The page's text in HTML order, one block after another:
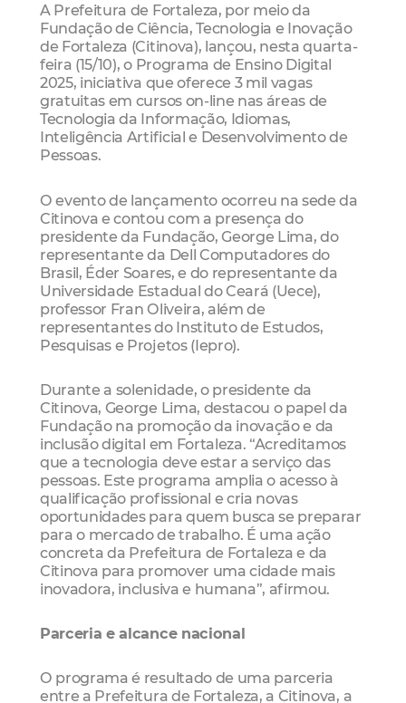
A Prefeitura de Fortaleza, por meio da
Fundação de Ciência, Tecnologia e Inovação
de Fortaleza (Citinova), lançou, nesta quarta-
feira (15/10), o Programa de Ensino Digital
2025, iniciativa que oferece 3 mil vagas
gratuitas em cursos on-line nas áreas de
Tecnologia da Informação, Idiomas,
Inteligência Artificial e Desenvolvimento de
Pessoas.
O evento de lançamento ocorreu na sede da
Citinova e contou com a presença do
presidente da Fundação, George Lima, do
representante da Dell Computadores do
Brasil, Éder Soares, e do representante da
Universidade Estadual do Ceará (Uece),
professor Fran Oliveira, além de
representantes do Instituto de Estudos,
Pesquisas e Projetos (Iepro).
Durante a solenidade, o presidente da
Citinova, George Lima, destacou o papel da
Fundação na promoção da inovação e da
inclusão digital em Fortaleza. “Acreditamos
que a tecnologia deve estar a serviço das
pessoas. Este programa amplia o acesso à
qualificação profissional e cria novas
oportunidades para quem busca se preparar
para o mercado de trabalho. É uma ação
concreta da Prefeitura de Fortaleza e da
Citinova para promover uma cidade mais
inovadora, inclusiva e humana”, afirmou.
Parceria e alcance nacional
O programa é resultado de uma parceria
entre a Prefeitura de Fortaleza, a Citinova, a